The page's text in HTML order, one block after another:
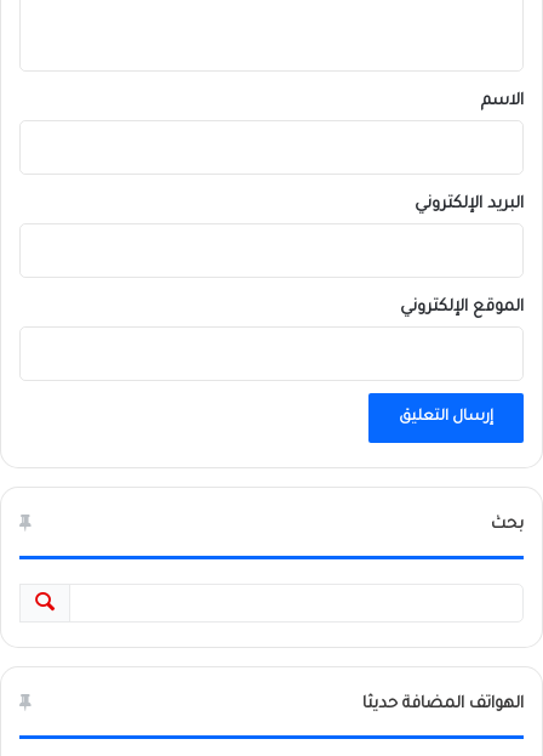
*
الاسم
البريد الإلكتروني
الموقع الإلكتروني
بحث
الهواتف المضافة حديثا